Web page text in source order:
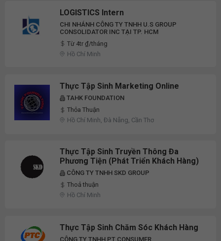
LOGISTICS Intern
CHI NHÁNH CÔNG TY TNHH U.S GROUP
CONSOLIDATOR INC TẠI TP. HCM
Từ 4tr ₫/tháng
Hồ Chí Minh
Thực Tập Sinh Marketing Online
TAHK FOUNDATION
Thỏa Thuận
Hồ Chí Minh, Đà Nẵng, Cần Thơ
Thực Tập Sinh Truyền Thông Đa
Phương Tiện (Phát Triển Khách Hàng)
CÔNG TY TNHH SKD GROUP
Thoả thuận
Hồ Chí Minh
Thực Tập Sinh Chăm Sóc Khách Hàng
CÔNG TY TNHH PT CONSUMER